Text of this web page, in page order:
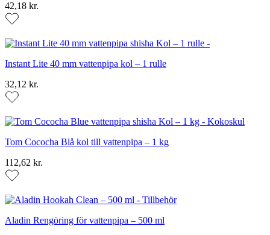
42,18 kr.
Instant Lite 40 mm vattenpipa kol – 1 rulle
32,12 kr.
Tom Cococha Blå kol till vattenpipa – 1 kg
112,62 kr.
Aladin Rengöring för vattenpipa – 500 ml